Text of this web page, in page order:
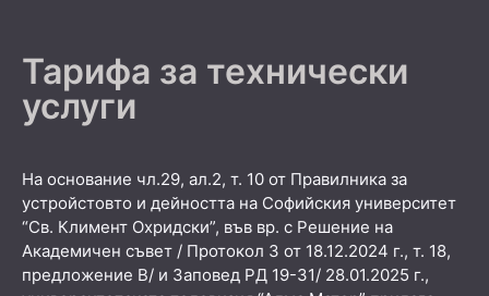
Тарифа за технически
услуги
На основание чл.29, ал.2, т. 10 от Правилника за
устройстовто и дейността на Софийския университет
“Св. Климент Охридски”, във вр. с Решение на
Академичен съвет / Протокол 3 от 18.12.2024 г., т. 18,
предложение В/ и Заповед РД 19-31/ 28.01.2025 г.,